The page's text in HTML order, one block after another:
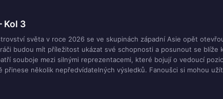
Kol 3
světa v roce 2026 se ve skupinách západní Asie opět
budou mít příležitost ukázat své schopnosti a posunout se blíže
souboje mezi silnými reprezentacemi, které bojují o vedoucí
přinese několik nepředvídatelných výsledků. Fanoušci si mohou